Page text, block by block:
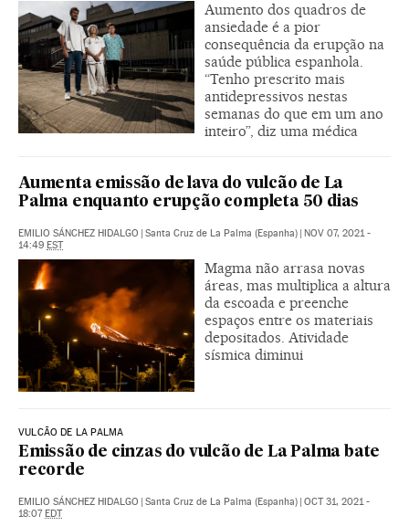
Aumento dos quadros de
ansiedade é a pior
consequência da erupção na
saúde pública espanhola.
“Tenho prescrito mais
antidepressivos nestas
semanas do que em um ano
inteiro”, diz uma médica
Aumenta emissão de lava do vulcão de La
Palma enquanto erupção completa 50 dias
EMILIO SÁNCHEZ HIDALGO | Santa Cruz de La Palma (Espanha) | NOV 07, 2021 -
14:49 EST
Magma não arrasa novas
áreas, mas multiplica a altura
da escoada e preenche
espaços entre os materiais
depositados. Atividade
sísmica diminui
VULCÃO DE LA PALMA
Emissão de cinzas do vulcão de La Palma bate
recorde
EMILIO SÁNCHEZ HIDALGO | Santa Cruz de La Palma (Espanha) | OCT 31, 2021 -
18:07EDT